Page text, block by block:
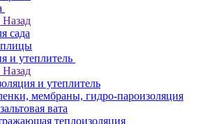
Назад
сада
и утеплитель
Назад
и утеплитель
мембраны, гидро-пароизоляция
вата
теплоизоляция